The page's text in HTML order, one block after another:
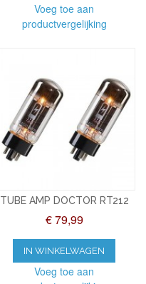
Voeg toe aan
productvergelijking
TUBE AMP DOCTOR RT212
€ 79,99
IN WINKELWAGEN
Voeg toe aan